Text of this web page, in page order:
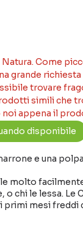
Come
grande
trovare
simili che
noi appena il
e una
molto
chi le lessa. Le
primi mesi freddi